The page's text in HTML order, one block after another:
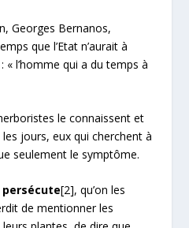
Georges Bernanos,
que l’Etat n’aurait à
« l’homme qui a du temps à
le connaissent et
jours, eux qui cherchent à
seulement le symptôme.
persécute[2], qu’on les
de mentionner les